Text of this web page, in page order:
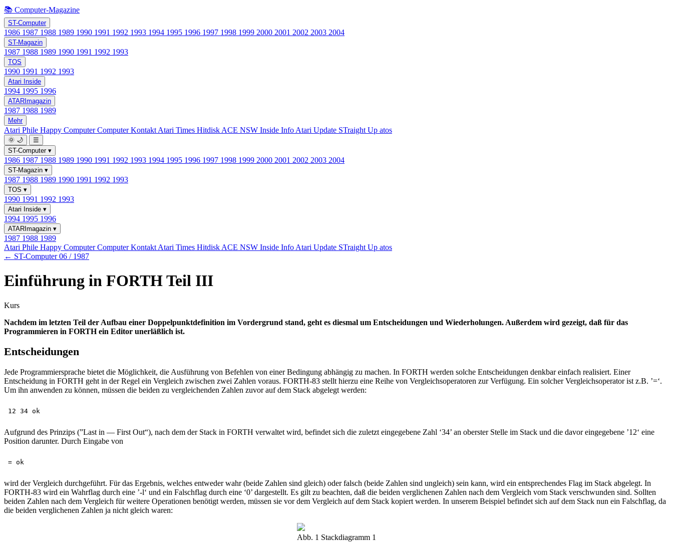
📚 Computer-Magazine
ST-Computer
1986 1987 1988 1989 1990 1991 1992 1993 1994 1995 1996 1997 1998 1999 2000 2001 2002 2003 2004
ST-Magazin
1987 1988 1989 1990 1991 1992 1993
TOS
1990 1991 1992 1993
Atari Inside
1994 1995 1996
ATARImagazin
1987 1988 1989
Mehr
Atari Phile Happy ComputerComputer Kontakt Atari Times Hitdisk ACE NSW Inside Info Atari Update STraight Up atos
🌞 🌙
☰
ST-Computer ▾
1986 1987 1988 1989 1990 1991 1992 1993 1994 1995 1996 1997 1998 1999 2000 2001 2002 2003 2004
ST-Magazin ▾
1987 1988 1989 1990 1991 1992 1993
TOS ▾
1990 1991 1992 1993
Atari Inside ▾
1994 1995 1996
ATARImagazin ▾
1987 1988 1989
Atari Phile Happy ComputerComputer Kontakt Atari Times Hitdisk ACE NSW Inside Info Atari Update STraight Up atos
← ST-Computer 06 / 1987
Einführung in FORTH Teil III
Kurs
Nachdem im letzten Teil der Aufbau einer Doppelpunktdefinition im Vordergrund stand, geht es diesmal um Entscheidungen und Wiederholungen. Außerdem wird gezeigt, daß für das
Programmieren in FORTH ein Editor unerläßlich ist.
Entscheidungen
Jede Programmiersprache bietet die Möglichkeit, die Ausführung von Befehlen von einer Bedingung abhängig zu machen. In FORTH werden solche Entscheidungen denkbar einfach realisiert. Einer
Entscheidung in FORTH geht in der Regel ein Vergleich zwischen zwei Zahlen voraus. FORTH-83 stellt hierzu eine Reihe von Vergleichsoperatoren zur Verfügung. Ein solcher Vergleichsoperator ist z.B. ’=‘.
Um ihn anwenden zu können, müssen die beiden zu vergleichenden Zahlen zuvor auf dem Stack abgelegt werden:
Aufgrund des Prinzips (”Last in — First Out“), nach dem der Stack in FORTH verwaltet wird, befindet sich die zuletzt eingegebene Zahl ‘34’ an oberster Stelle im Stack und die davor eingegebene ’12‘ eine
Position darunter. Durch Eingabe von
wird der Vergleich durchgeführt. Für das Ergebnis, welches entweder wahr (beide Zahlen sind gleich) oder falsch (beide Zahlen sind ungleich) sein kann, wird ein entsprechendes Flag im Stack abgelegt. In
FORTH-83 wird ein Wahrflag durch eine ’-l‘ und ein Falschflag durch eine ‘0’ dargestellt. Es gilt zu beachten, daß die beiden verglichenen Zahlen nach dem Vergleich vom Stack verschwunden sind. Sollten
beiden Zahlen nach dem Vergleich für weitere Operationen benötigt werden, müssen sie vor dem Vergleich auf dem Stack kopiert werden. In unserem Beispiel befindet sich auf dem Stack nun ein Falschflag, da
die beiden verglichenen Zahlen ja nicht gleich waren:
Abb. 1 Stackdiagramm 1